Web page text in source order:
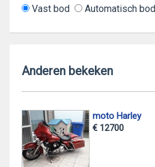
Vast bod Automatisch bod
Anderen bekeken
moto Harley
€ 12700